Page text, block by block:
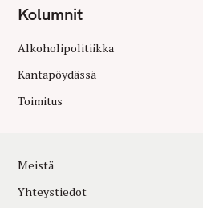
Kolumnit
Alkoholipolitiikka
Kantapöydässä
Toimitus
Meistä
Yhteystiedot